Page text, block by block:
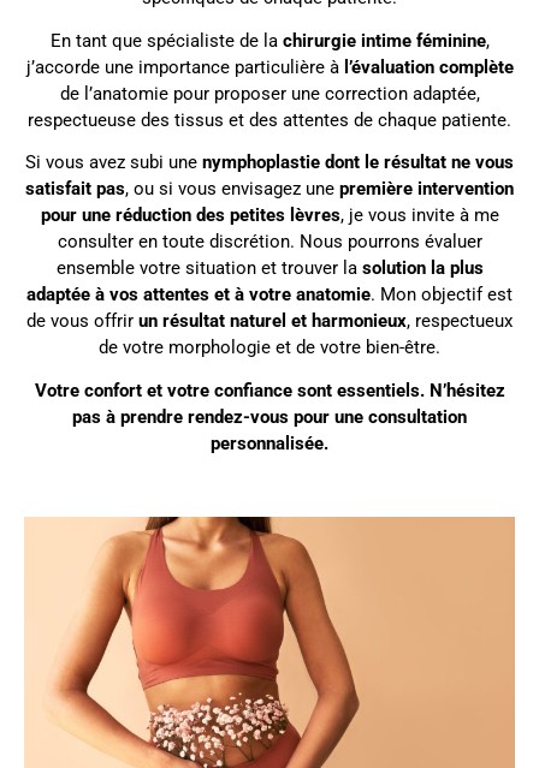
En tant que spécialiste de la chirurgie intime féminine,
j’accorde une importance particulière à l’évaluation complète
de l’anatomie pour proposer une correction adaptée,
respectueuse des tissus et des attentes de chaque patiente.
Si vous avez subi une nymphoplastie dont le résultat ne vous
satisfait pas, ou si vous envisagez une première intervention
pour une réduction des petites lèvres, je vous invite à me
consulter en toute discrétion. Nous pourrons évaluer
ensemble votre situation et trouver la solution la plus
adaptée à vos attentes et à votre anatomie. Mon objectif est
de vous offrir un résultat naturel et harmonieux, respectueux
de votre morphologie et de votre bien-être.
Votre confort et votre confiance sont essentiels. N’hésitez
pas à prendre rendez-vous pour une consultation
personnalisée.